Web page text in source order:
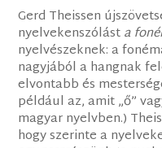
Gerd Theissen
nyelvekenszólásta
nyelvészeknek: a
nagyjából a hangnak
elvontabb és
például az, amit „ő”
magyar nyelvben.)
hogy szerinte a